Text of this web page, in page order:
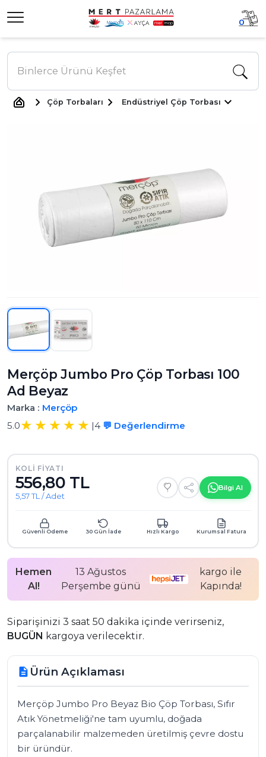
0
Çöp Torbaları Endüstriyel Çöp Torbası
Merçöp Jumbo Pro Çöp Torbası 100
Ad Beyaz
Marka : Merçöp
5.0
|4 💬 Değerlendirme
KOLI FIYATI
556,80 TL
5,57 TL / Adet
Bilgi Al
Güvenli Ödeme 30 Gün İade Hızlı Kargo Kurumsal Fatura
Hemen
Al!
13 Ağustos
Perşembe günü
kargo ile
Kapında!
Siparişinizi 3 saat 50 dakika içinde verirseniz,
BUGÜN kargoya verilecektir.
description Ürün Açıklaması
Merçöp Jumbo Pro Beyaz Bio Çöp Torbası, Sıfır
Atık Yönetmeliği'ne tam uyumlu, doğada
parçalanabilir malzemeden üretilmiş çevre dostu
bir üründür.